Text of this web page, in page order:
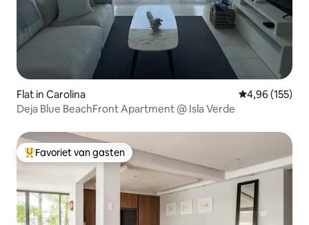
Flat in Carolina Gemiddelde
4,96 (155)
Deja Blue BeachFront Apartment @ Isla Verde
Topfavoriet van gasten
Favoriet van gasten